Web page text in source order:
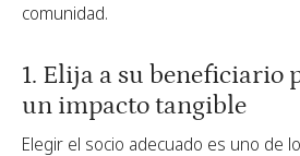
comunidad.
1. Elija a su beneficiario
un impacto tangible
Elegir el socio adecuado es uno de